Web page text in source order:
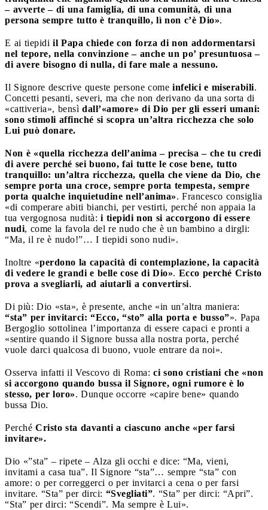
– avverte – di una famiglia, di una comunità, di una
persona sempre tutto è tranquillo, lì non c’è Dio».
E ai tiepidi il Papa chiede con forza di non addormentarsi
nel tepore, nella convinzione – anche un po’ presuntuosa –
di avere bisogno di nulla, di fare male a nessuno.
Il Signore descrive queste persone come infelici e miserabili.
Concetti pesanti, severi, ma che non derivano da una sorta di
«cattiveria», bensì dall’«amore» di Dio per gli esseri umani:
sono stimoli affinché si scopra un’altra ricchezza che solo
Lui può donare.
Non è «quella ricchezza dell’anima – precisa – che tu credi
di avere perché sei buono, fai tutte le cose bene, tutto
tranquillo: un’altra ricchezza, quella che viene da Dio, che
sempre porta una croce, sempre porta tempesta, sempre
porta qualche inquietudine nell’anima». Francesco consiglia
«di comperare abiti bianchi, per vestirti, perché non appaia la
tua vergognosa nudità: i tiepidi non si accorgono di essere
nudi, come la favola del re nudo che è un bambino a dirgli:
“Ma, il re è nudo!”… I tiepidi sono nudi».
Inoltre «perdono la capacità di contemplazione, la capacità
di vedere le grandi e belle cose di Dio». Ecco perché Cristo
prova a svegliarli, ad aiutarli a convertirsi.
Di più: Dio «sta», è presente, anche «in un’altra maniera:
“sta” per invitarci: “Ecco, “sto” alla porta e busso”». Papa
Bergoglio sottolinea l’importanza di essere capaci e pronti a
«sentire quando il Signore bussa alla nostra porta, perché
vuole darci qualcosa di buono, vuole entrare da noi».
Osserva infatti il Vescovo di Roma: ci sono cristiani che «non
si accorgono quando bussa il Signore, ogni rumore è lo
stesso, per loro». Dunque occorre «capire bene» quando
bussa Dio.
Perché Cristo sta davanti a ciascuno anche «per farsi
invitare».
Dio «”sta” – ripete – Alza gli occhi e dice: “Ma, vieni,
invitami a casa tua”. Il Signore “sta”… sempre “sta” con
amore: o per correggerci o per invitarci a cena o per farsi
invitare. “Sta” per dirci: “Svegliati”. “Sta” per dirci: “Apri”.
“Sta” per dirci: “Scendi”. Ma sempre è Lui».